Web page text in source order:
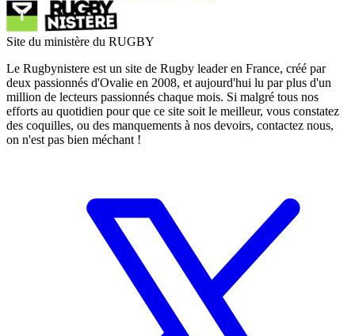
Site du ministère du RUGBY
Le Rugbynistere est un site de Rugby leader en France, créé par
deux passionnés d'Ovalie en 2008, et aujourd'hui lu par plus d'un
million de lecteurs passionnés chaque mois. Si malgré tous nos
efforts au quotidien pour que ce site soit le meilleur, vous constatez
des coquilles, ou des manquements à nos devoirs, contactez nous,
on n'est pas bien méchant !